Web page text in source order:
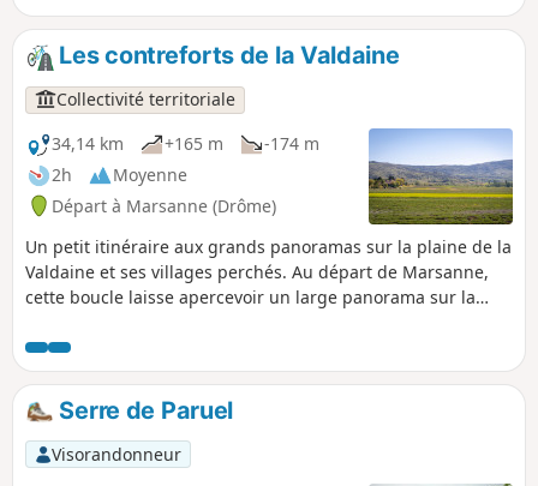
hauteurs de Marsanne, au niveau des
ruines de la Chapelle Saint-Félix. Il se
poursuit sur un chemin en forêt
longeant la montagne. Le retour par la
plaine est plus doux et plat.
Les contreforts de la Valdaine
Collectivité territoriale
34,14 km
+165 m
-174 m
2h
Moyenne
Départ à Marsanne (Drôme)
Un petit itinéraire aux grands panoramas sur la plaine de la
Valdaine et ses villages perchés. Au départ de Marsanne,
cette boucle laisse apercevoir un large panorama sur la
l’on traverse par la suite : Roynac, Manas, Saint-Gervais et
Bonlieu-sur-Roubion puis La Laupie.
Serre de Paruel
Visorandonneur